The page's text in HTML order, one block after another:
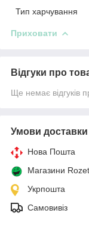
Тип харчування
Приховати
Відгуки про
Ще немає відгуків
Умови доставки
Нова Пошта
Магазини
Укрпошта
Самовивіз